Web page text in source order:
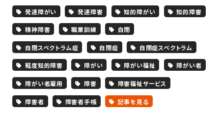
発達障がい 発達障害 知的障がい 知的障害
精神障害 職業訓練 自閉
自閉スペクトラム症 自閉症 自閉症スペクトラム
軽度知的障害 障がい 障がい福祉 障がい者
障がい者雇用 障害 障害福祉サービス
障害者 障害者手帳 記事を見る